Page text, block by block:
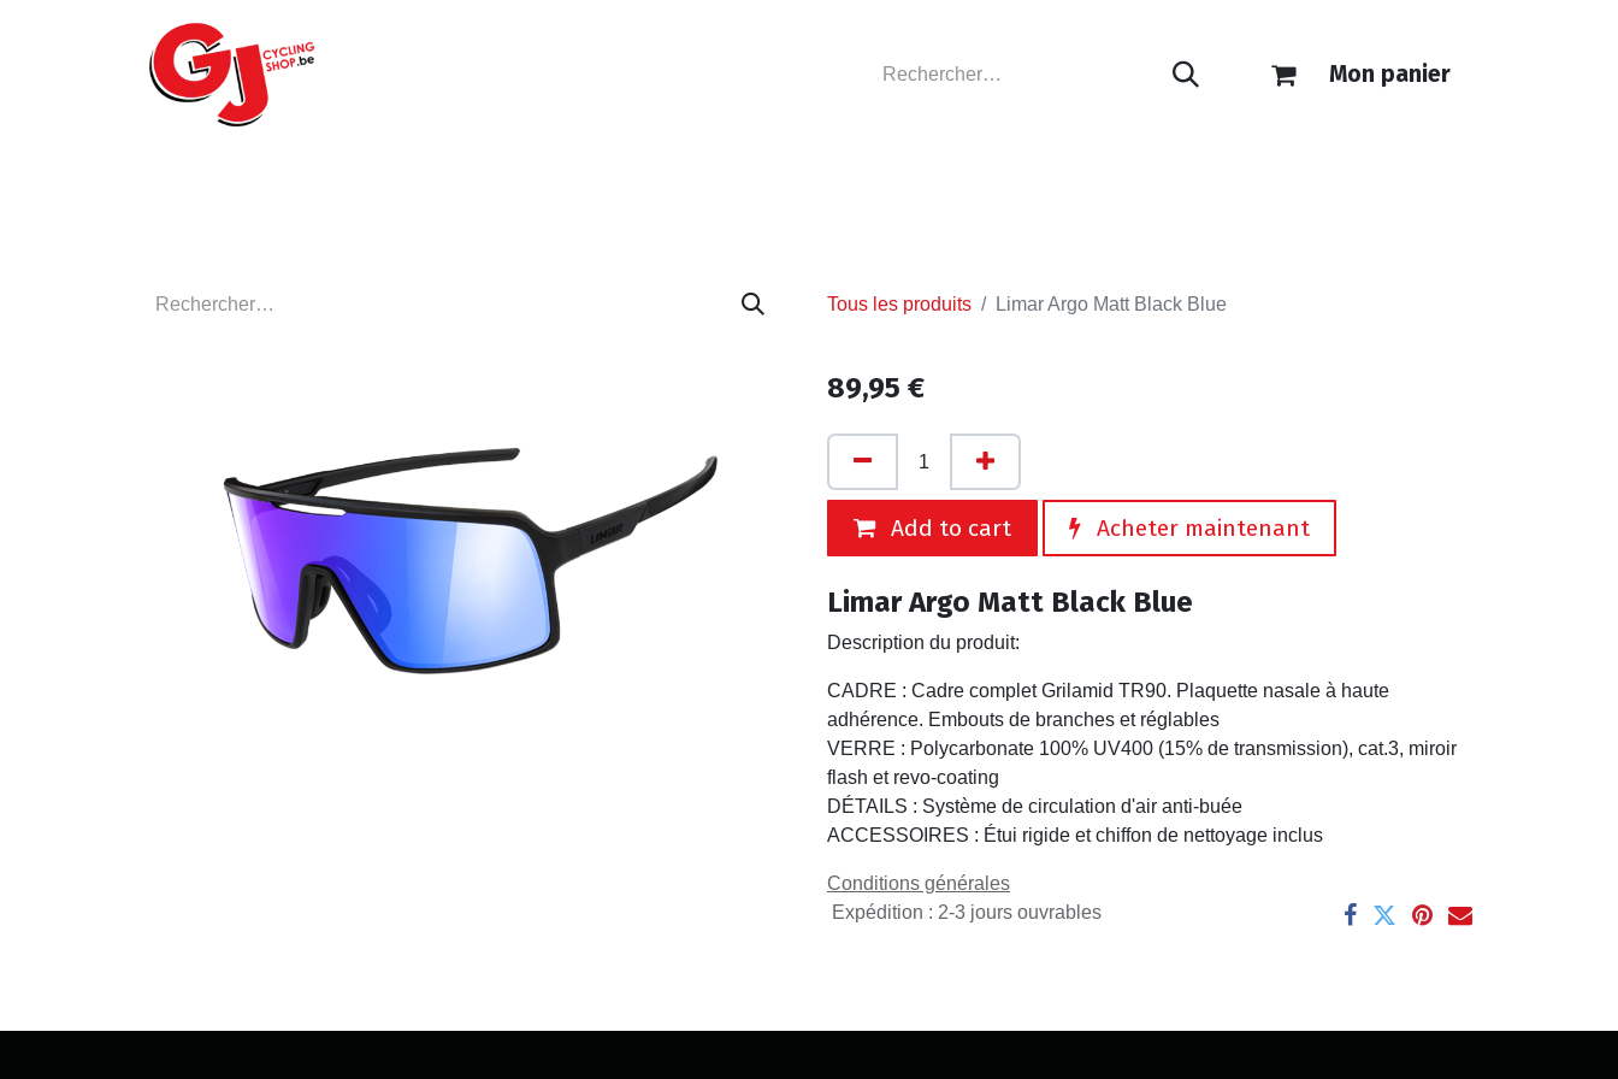
Mon panier
Tous les produits Limar Argo Matt Black Blue
89,95 €
Add to cart Acheter maintenant
Limar Argo Matt Black Blue
Description du produit:
CADRE : Cadre complet Grilamid TR90. Plaquette nasale à haute
adhérence. Embouts de branches et réglables
VERRE : Polycarbonate 100% UV400 (15% de transmission), cat.3, miroir
flash et revo-coating
DÉTAILS : Système de circulation d'air anti-buée
ACCESSOIRES : Étui rigide et chiffon de nettoyage inclus
Conditions générales
Expédition : 2-3 jours ouvrables